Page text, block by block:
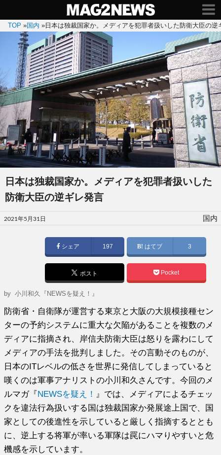
TOP »国内 » 日本は独裁国家か。メディアを犯罪者扱いした防衛大臣の逆
日本は独裁国家か。メディアを犯罪者扱いした
防衛大臣の逆ギレ発言
投
稿
2021年5月31日 国内
シェア 197 はてブ 3
ポスト Pocket
by小川和久『NEWSを疑え！』
防衛省・自衛隊が運営する東京と大阪の大規模接種セン
ターの予約システムに重大な欠陥があることを複数のメ
ディアに指摘され、岸信夫防衛大臣は怒りを露わにして
メディアの手法を批判しました。その言動そのものが、
日本のITレベルの低さを世界に発信してしまっていると
嘆くのは軍事アナリストの小川和久さんです。今回のメ
ルマガ『NEWSを疑え！
』では、メディアによるチェッ
クを違法行為扱いする国は独裁国家か発展途上国で、国
家としての後進性を示していると厳しく指摘するととも
に、逆上する将軍が率いる軍隊は罠にハマりやすいと危
機感を示しています。